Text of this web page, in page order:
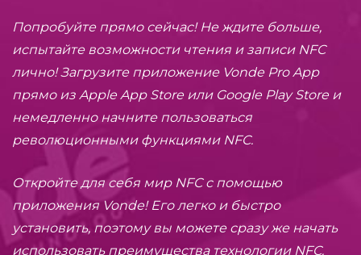
Попробуйте прямо сейчас! Не ждите больше,
испытайте возможности чтения и записи NFC
лично! Загрузите приложение Vonde Pro App
прямо из Apple App Store или Google Play Store и
немедленно начните пользоваться
революционными функциями NFC.
Откройте для себя мир NFC с помощью
приложения Vonde! Его легко и быстро
установить, поэтому вы можете сразу же начать
использовать преимущества технологии NFC.